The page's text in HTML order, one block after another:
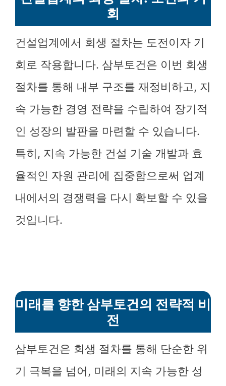
회
건설업계에서 회생 절차는 도전이자 기
회로 작용합니다. 삼부토건은 이번 회생
절차를 통해 내부 구조를 재정비하고, 지
속 가능한 경영 전략을 수립하여 장기적
인 성장의 발판을 마련할 수 있습니다.
특히, 지속 가능한 건설 기술 개발과 효
율적인 자원 관리에 집중함으로써 업계
내에서의 경쟁력을 다시 확보할 수 있을
것입니다.
미래를 향한 삼부토건의 전략적 비
전
삼부토건은 회생 절차를 통해 단순한 위
기 극복을 넘어, 미래의 지속 가능한 성